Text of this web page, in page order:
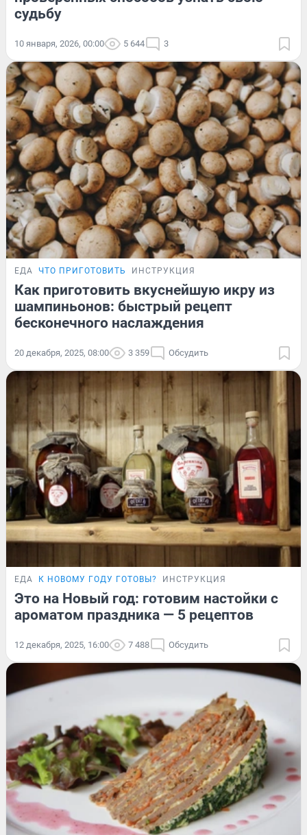
судьбу
10 января, 2026, 00:00 5 644 3
ЕДА ЧТО ПРИГОТОВИТЬ ИНСТРУКЦИЯ
Как приготовить вкуснейшую икру из
шампиньонов: быстрый рецепт
бесконечного наслаждения
20 декабря, 2025, 08:00 3 359 Обсудить
ЕДА К НОВОМУ ГОДУ ГОТОВЫ? ИНСТРУКЦИЯ
Это на Новый год: готовим настойки с
ароматом праздника — 5 рецептов
12 декабря, 2025, 16:00 7 488 Обсудить